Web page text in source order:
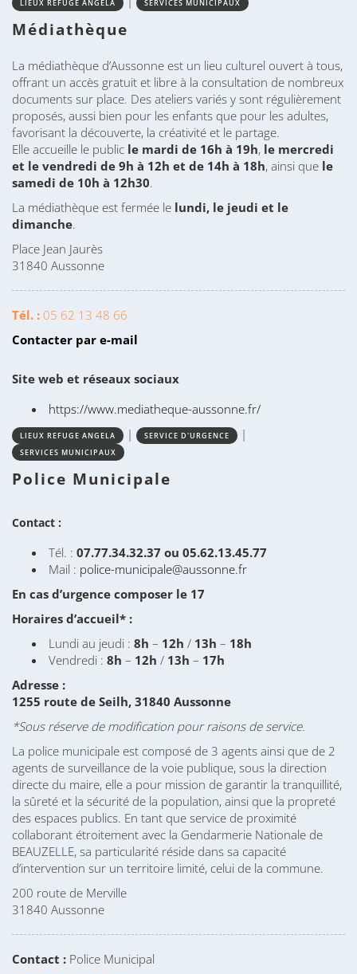
LIEUX REFUGE ANGELA SERVICES MUNICIPAUX
Médiathèque
La médiathèque d’Aussonne est un lieu culturel ouvert à tous,
offrant un accès gratuit et libre à la consultation de nombreux
documents sur place. Des ateliers variés y sont régulièrement
proposés, aussi bien pour les enfants que pour les adultes,
favorisant la découverte, la créativité et le partage.
Elle accueille le public le mardi de 16h à 19h, le mercredi
et le vendredi de 9h à 12h et de 14h à 18h, ainsi que le
samedi de 10h à 12h30.
La médiathèque est fermée le lundi, le jeudi et le
dimanche.
Place Jean Jaurès
31840 Aussonne
Tél. : 05 62 13 48 66
Contacter par e-mail
Site web et réseaux sociaux
https://www.mediatheque-aussonne.fr/
LIEUX REFUGE ANGELA | SERVICE D'URGENCE |
SERVICES MUNICIPAUX
Police Municipale
Contact :
Tél. : 07.77.34.32.37 ou 05.62.13.45.77
Mail : police-municipale@aussonne.fr
En cas d’urgence composer le 17
Horaires d’accueil* :
Lundi au jeudi : 8h – 12h / 13h – 18h
Vendredi : 8h – 12h / 13h – 17h
Adresse :
1255 route de Seilh, 31840 Aussonne
*Sous réserve de modification pour raisons de service.
La police municipale est composé de 3 agents ainsi que de 2
agents de surveillance de la voie publique, sous la direction
directe du maire, elle a pour mission de garantir la tranquillité,
la sûreté et la sécurité de la population, ainsi que la propreté
des espaces publics. En tant que service de proximité
collaborant étroitement avec la Gendarmerie Nationale de
BEAUZELLE, sa particularité réside dans sa capacité
d’intervention sur un territoire limité, celui de la commune.
200 route de Merville
31840 Aussonne
Contact : Police Municipal